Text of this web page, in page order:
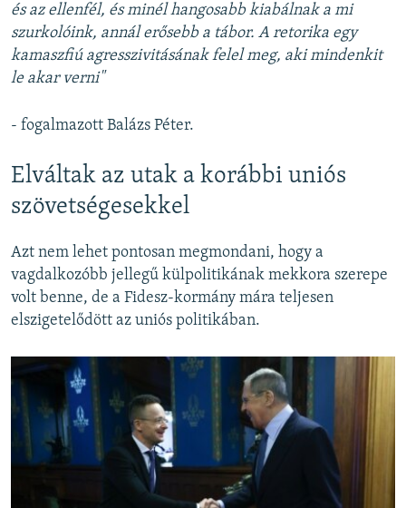
és az ellenfél, és minél hangosabb kiabálnak a mi
szurkolóink, annál erősebb a tábor. A retorika egy
kamaszfiú agresszivitásának felel meg, aki mindenkit
le akar verni"
- fogalmazott Balázs Péter.
Elváltak az utak a korábbi uniós
szövetségesekkel
Azt nem lehet pontosan megmondani, hogy a
vagdalkozóbb jellegű külpolitikának mekkora szerepe
volt benne, de a Fidesz-kormány mára teljesen
elszigetelődött az uniós politikában.